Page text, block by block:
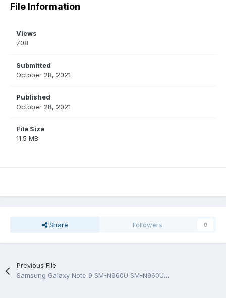
File Information
Views
708
Submitted
October 28, 2021
Published
October 28, 2021
File Size
11.5 MB
Share Followers 0
Previous File
Samsung Galaxy Note 9 SM-N960U SM-N960U1 SM-N960W service manual